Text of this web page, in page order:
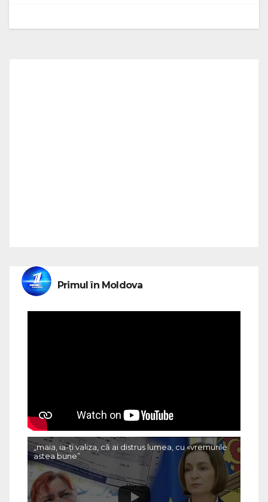
Primul în Moldova
„maia, ia-ți valiza, că ai distrus lumea, cu «vremurile
astea bune”